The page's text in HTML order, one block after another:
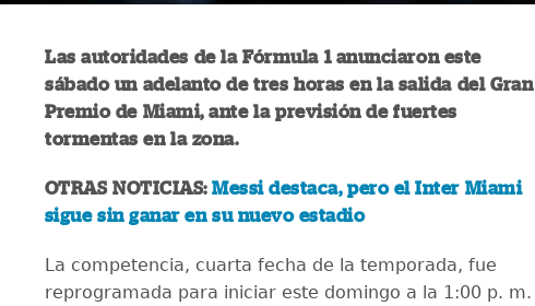
Las autoridades de la Fórmula 1 anunciaron este
sábado un adelanto de tres horas en la salida del Gran
Premio de Miami, ante la previsión de fuertes
tormentas en la zona.
OTRAS NOTICIAS:Messi destaca, pero el Inter Miami
sigue sin ganar en su nuevo estadio
La competencia, cuarta fecha de la temporada, fue
reprogramada para iniciar este domingo a la 1:00 p. m.